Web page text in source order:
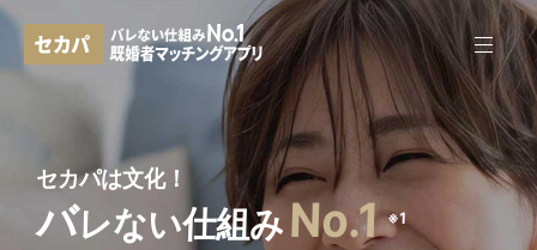
セカパは文化！
バレない仕組みNo.1 ※1